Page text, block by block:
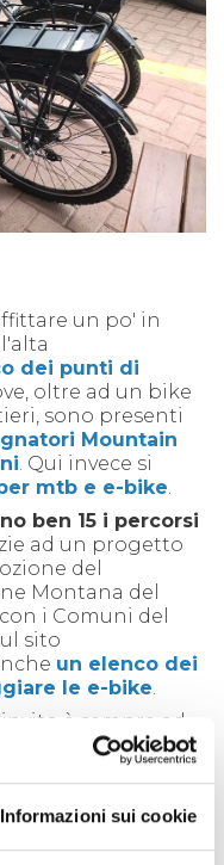
Informazioni sui cookie
un po' in
dei punti di
oltre ad un bike
sono presenti
Mountain
. Qui invece si
mtb e e-bike.
ben 15 i percorsi
ad un progetto
del
Montana del
i Comuni del
sito
un elenco dei
le e-bike.
è sempre ad
occhio vigile nel
e sguardo